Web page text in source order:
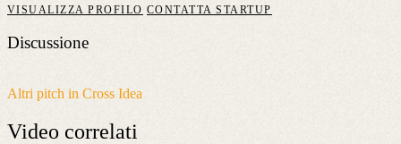
VISUALIZZA PROFILO CONTATTA STARTUP
Discussione
Altri pitch in Cross Idea
Video correlati